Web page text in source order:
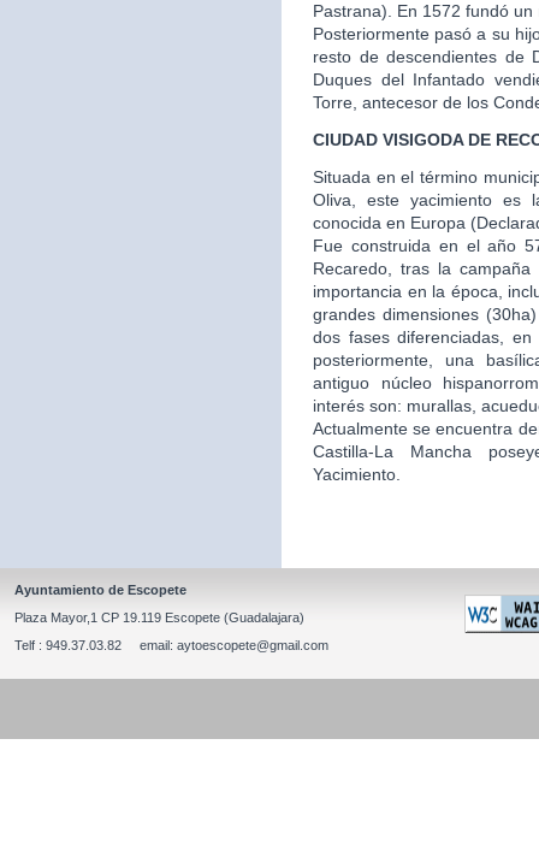
Pastrana). En 1572 fundó
Posteriormente pasó a su
resto de descendientes de
Duques del Infantado
Torre, antecesor de los
CIUDAD VISIGODA DE
Situada en el término
Oliva, este yacimiento es
conocida en Europa
Fue construida en el año
Recaredo, tras la
importancia en la época,
grandes dimensiones
dos fases diferenciadas,
posteriormente, una
antiguo núcleo
interés son: murallas,
Actualmente se encuentra
Castilla-La Mancha
Yacimiento.
Ayuntamiento de Escopete
Plaza Mayor,1 CP 19.119 Escopete (Guadalajara)
Telf : 949.37.03.82 email: aytoescopete@gmail.com